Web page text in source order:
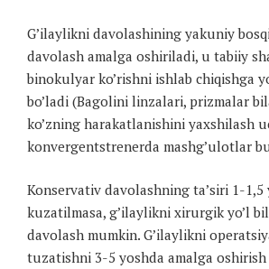
G’ilaylikni davolashining yakuniy
davolash amalga oshiriladi, u tabiiy
binokulyar ko’rishni ishlab chiqishga
bo’ladi (Bagolini linzalari, prizmalar
ko’zning harakatlanishini yaxshilash
konvergentstrenerda mashg’ulotlar
Konservativ davolashning ta’siri 1-1,5
kuzatilmasa, g’ilaylikni xirurgik yo’l
davolash mumkin. G’ilaylikni
tuzatishni 3-5 yoshda amalga